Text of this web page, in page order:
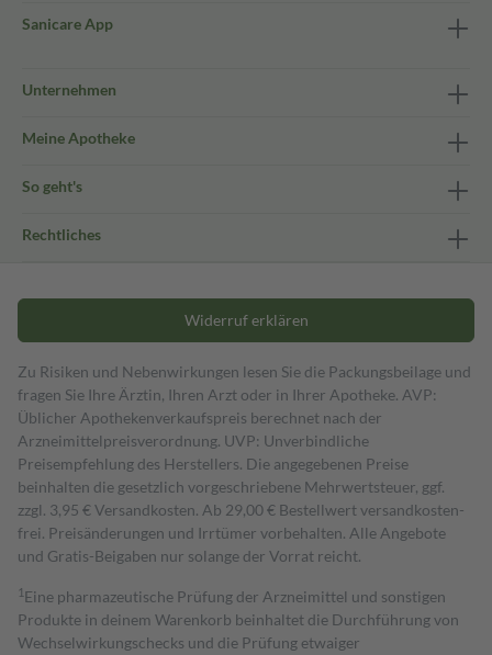
Sanicare App
Unternehmen
Meine Apotheke
So geht's
Rechtliches
Widerruf erklären
Zu Risiken und Nebenwirkungen lesen Sie die Packungsbeilage und
fragen Sie Ihre Ärztin, Ihren Arzt oder in Ihrer Apotheke. AVP:
Üblicher Apothekenverkaufspreis berechnet nach der
Arzneimittelpreisverordnung. UVP: Unverbindliche
Preisempfehlung des Herstellers. Die angegebenen Preise
beinhalten die gesetzlich vorgeschriebene Mehrwertsteuer, ggf.
zzgl. 3,95 € Versandkosten. Ab 29,00 € Bestell­wert versand­kosten­
frei. Preisänderungen und Irrtümer vorbehalten. Alle Angebote
und Gratis-Beigaben nur solange der Vorrat reicht.
1 Eine pharmazeutische Prüfung der Arzneimittel und sonstigen
Produkte in deinem Warenkorb beinhaltet die Durchführung von
Wechselwirkungschecks und die Prüfung etwaiger